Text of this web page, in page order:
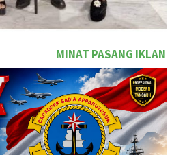
IKLAN DITULISAN INI SEGARA